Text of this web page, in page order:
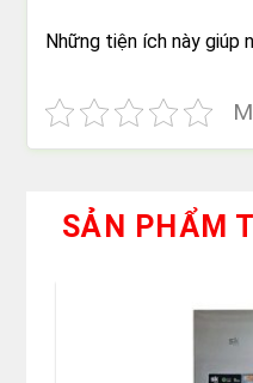
Những tiện ích này giúp
SẢN PHẨM